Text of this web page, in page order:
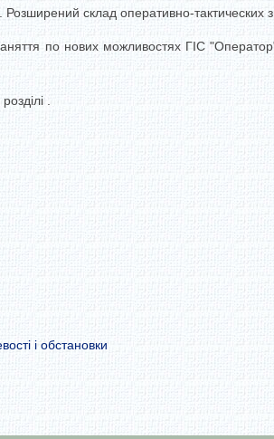
Розширений склад оперативно-тактических
по нових можливостях ГІС
.
і обстановки